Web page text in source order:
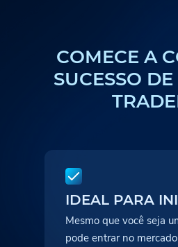
COMECE A
SUCESSO
IDEAL PARA
Mesmo que você seja
pode entrar no